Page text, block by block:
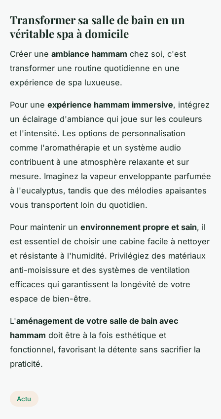
Transformer sa salle de bain en un
véritable spa à domicile
Créer une ambiance hammam chez soi, c'est
transformer une routine quotidienne en une
expérience de spa luxueuse.
Pour une expérience hammam immersive, intégrez
un éclairage d'ambiance qui joue sur les couleurs
et l'intensité. Les options de personnalisation
comme l'aromathérapie et un système audio
contribuent à une atmosphère relaxante et sur
mesure. Imaginez la vapeur enveloppante parfumée
à l'eucalyptus, tandis que des mélodies apaisantes
vous transportent loin du quotidien.
Pour maintenir un environnement propre et sain, il
est essentiel de choisir une cabine facile à nettoyer
et résistante à l'humidité. Privilégiez des matériaux
anti-moisissure et des systèmes de ventilation
efficaces qui garantissent la longévité de votre
espace de bien-être.
L'aménagement de votre salle de bain avec
hammam doit être à la fois esthétique et
fonctionnel, favorisant la détente sans sacrifier la
praticité.
Actu